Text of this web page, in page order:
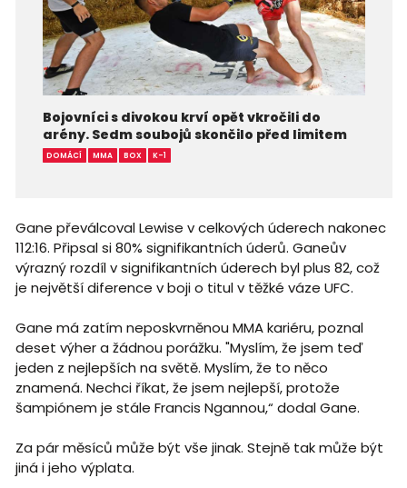
Bojovníci s divokou krví opět vkročili do
arény. Sedm soubojů skončilo před limitem
DOMÁCÍ MMA BOX K-1
Gane převálcoval Lewise v celkových úderech nakonec
112:16. Připsal si 80% signifikantních úderů. Ganeův
výrazný rozdíl v signifikantních úderech byl plus 82, což
je největší diference v boji o titul v těžké váze UFC.
Gane má zatím neposkvrněnou MMA kariéru, poznal
deset výher a žádnou porážku. "Myslím, že jsem teď
jeden z nejlepších na světě. Myslím, že to něco
znamená. Nechci říkat, že jsem nejlepší, protože
šampiónem je stále Francis Ngannou,“ dodal Gane.
Za pár měsíců může být vše jinak. Stejně tak může být
jiná i jeho výplata.